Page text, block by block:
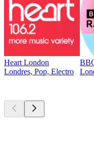
Heart London
Londres, Pop, Electro